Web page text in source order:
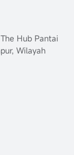
Hub Pantai
Wilayah